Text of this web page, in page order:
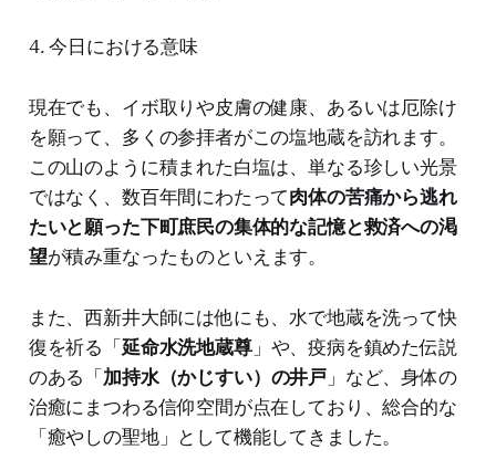
4. 今日における意味
現在でも、イボ取りや皮膚の健康、あるいは厄除け
を願って、多くの参拝者がこの塩地蔵を訪れます。
この山のように積まれた白塩は、単なる珍しい光景
ではなく、数百年間にわたって肉体の苦痛から逃れ
たいと願った下町庶民の集体的な記憶と救済への渇
望が積み重なったものといえます。
また、西新井大師には他にも、水で地蔵を洗って快
復を祈る「延命水洗地蔵尊」や、疫病を鎮めた伝説
のある「加持水（かじすい）の井戸 」など、身体の
治癒にまつわる信仰空間が点在しており、総合的な
「癒やしの聖地」として機能してきました。